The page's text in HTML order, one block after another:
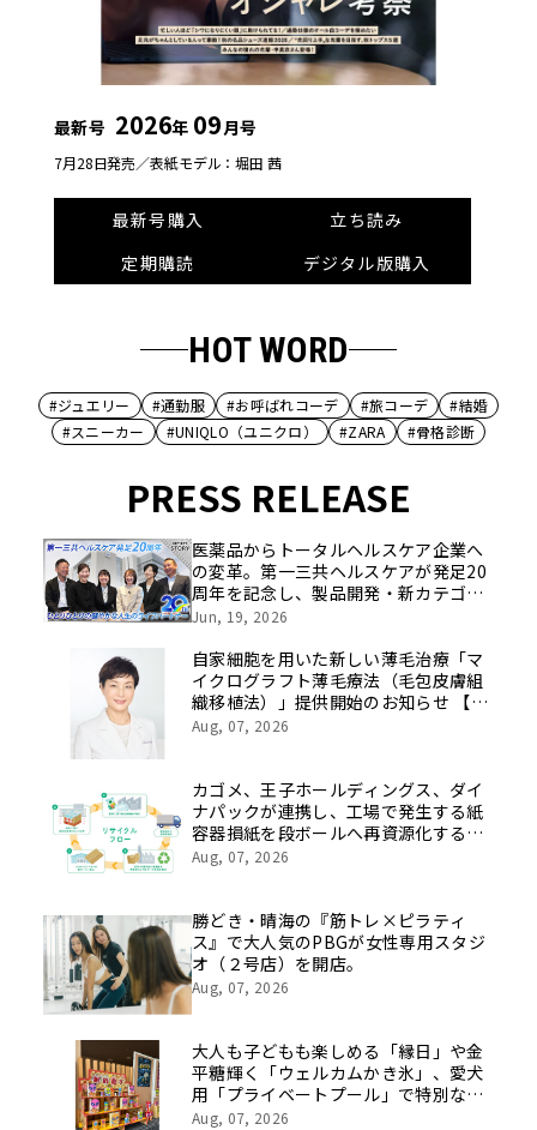
最新号 2026年 09月号
7月28日発売／表紙モデル：堀田 茜
最新号購入
立ち読み
定期購読
デジタル版購入
HOT WORD
#ジュエリー #通勤服 #お呼ばれコーデ #旅コーデ
#結婚
#スニーカー
#UNIQLO（ユニクロ） #ZARA #骨格診断
PRESS RELEASE
医薬品からトータルヘルスケア企業へ
の変革。第一三共ヘルスケアが発足20
周年を記念し、製品開発・新カテゴリ
挑戦の舞台や旧社統合時のエピソード
像を公開！
Jun, 19, 2026
自家細胞を用いた新しい薄毛治療「マ
イクログラフト薄毛療法（毛包皮膚組
織移植法）」提供開始のお知らせ 【医
療法人社団 青真会 青山エルクリニ
Aug, 07, 2026
カゴメ、王子ホールディングス、ダイ
ナパックが連携し、工場で発生する紙
容器損紙を段ボールへ再資源化する実
証を開始
Aug, 07, 2026
勝どき・晴海の『筋トレ×ピラティ
ス』で大人気のPBGが女性専用スタジ
オ（２号店）を開店。
Aug, 07, 2026
大人も子どもも楽しめる「縁日」や金
平糖輝く「ウェルカムかき氷」、愛犬
用「プライベートプール」で特別な夏
休みをお届け
Aug, 07, 2026